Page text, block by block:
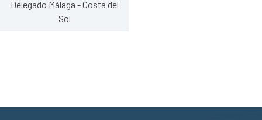
Delegado Málaga - Costa del
Sol